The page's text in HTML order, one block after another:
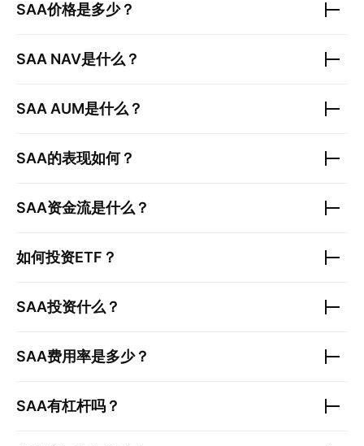
SAA价格是多少？
SAA NAV是什么？
SAA AUM是什么？
SAA的表现如何？
SAA资金流是什么？
如何投资ETF？
SAA投资什么？
SAA费用率是多少？
SAA有杠杆吗？